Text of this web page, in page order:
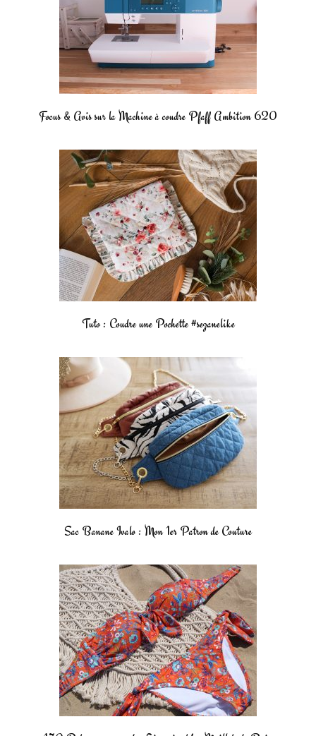
Focus & Avis sur la Machine à coudre Pfaff Ambition 620
Tuto : Coudre une Pochette #sezanelike
Sac Banane Ivalo : Mon 1er Patron de Couture